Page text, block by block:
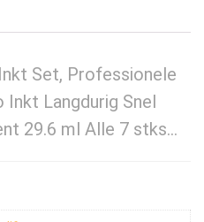
Set, Professionele
Inkt Langdurig Snel
29.6 ml Alle 7 stks…